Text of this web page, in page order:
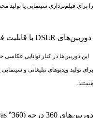
را برای فیلم‌برداری سینمایی یا تولید
دوربین‌های DSLR با قابلیت فیلم‌برداری
این دوربین‌ها در کنار توانایی عکاسی
برای تولید ویدیوهای تبلیغاتی و
هستند.
دوربین‌های 360 درجه (360° Cameras)